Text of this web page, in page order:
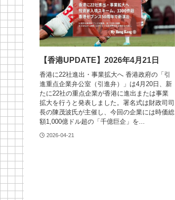
【香港UPDATE】2026年4月21日
香港に22社進出・事業拡大へ 香港政府の「引
進重点企業弁公室（引進弁）」は4月20日、新
たに22社の重点企業が香港に進出または事業
拡大を行うと発表しました。署名式は財政司司
長の陳茂波氏が主催し、今回の企業には時価総
額1,000億ドル超の「千億巨企」を...
2026-04-21